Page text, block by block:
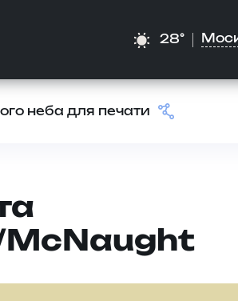
28°
неба для печати
McNaught